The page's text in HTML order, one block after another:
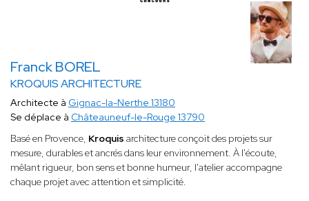
Franck BOREL
KROQUIS ARCHITECTURE
Architecte à Gignac-la-Nerthe 13180
Se déplace à Châteauneuf-le-Rouge 13790
Basé en Provence, Kroquis architecture conçoit des projets sur
mesure, durables et ancrés dans leur environnement. À l'écoute,
mêlant rigueur, bon sens et bonne humeur, l'atelier accompagne
chaque projet avec attention et simplicité.